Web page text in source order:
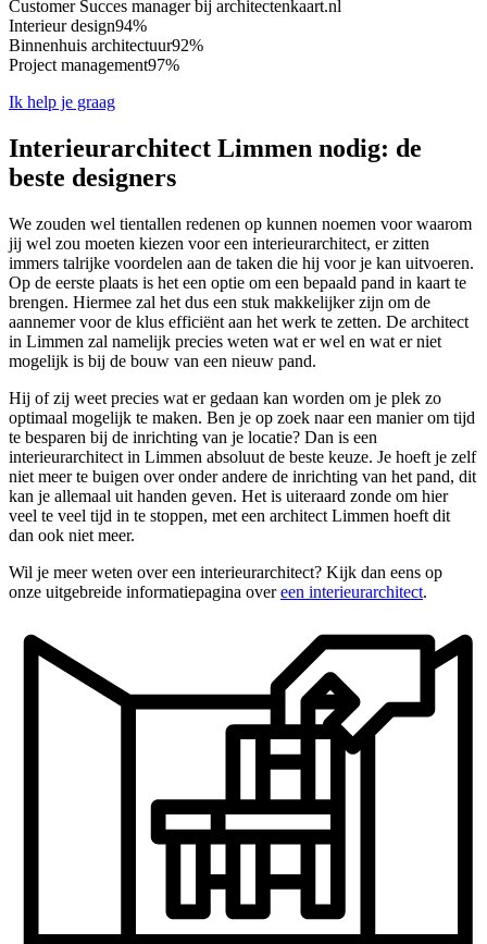
Customer Succes manager bij architectenkaart.nl
Interieur design94%
Binnenhuis architectuur92%
Project management97%
Ik help je graag
Interieurarchitect Limmen nodig: de
beste designers
We zouden wel tientallen redenen op kunnen noemen voor waarom
jij wel zou moeten kiezen voor een interieurarchitect, er zitten
immers talrijke voordelen aan de taken die hij voor je kan uitvoeren.
Op de eerste plaats is het een optie om een bepaald pand in kaart te
brengen. Hiermee zal het dus een stuk makkelijker zijn om de
aannemer voor de klus efficiënt aan het werk te zetten. De architect
in Limmen zal namelijk precies weten wat er wel en wat er niet
mogelijk is bij de bouw van een nieuw pand.
Hij of zij weet precies wat er gedaan kan worden om je plek zo
optimaal mogelijk te maken. Ben je op zoek naar een manier om tijd
te besparen bij de inrichting van je locatie? Dan is een
interieurarchitect in Limmen absoluut de beste keuze. Je hoeft je zelf
niet meer te buigen over onder andere de inrichting van het pand, dit
kan je allemaal uit handen geven. Het is uiteraard zonde om hier
veel te veel tijd in te stoppen, met een architect Limmen hoeft dit
dan ook niet meer.
Wil je meer weten over een interieurarchitect? Kijk dan eens op
onze uitgebreide informatiepagina overeen interieurarchitect.